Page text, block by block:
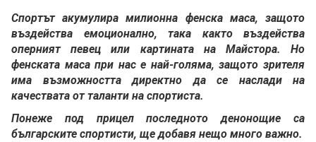
Спортът акумулира милионна фенска маса, защото
въздейства емоционално, така както въздейства
оперният певец или картината на Майстора. Но
фенската маса при нас е най-голяма, защото зрителя
има възможността директно да се наслади на
качествата от таланти на спортиста.
Понеже под прицел последното денонощие са
българските спортисти, ще добавя нещо много важно.